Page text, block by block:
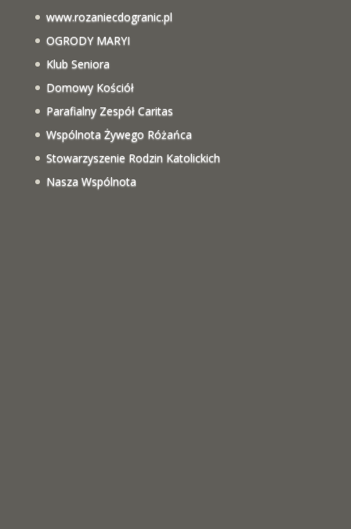
www.rozaniecdogranic.pl
OGRODY MARYI
Klub Seniora
Domowy Kościół
Parafialny Zespół Caritas
Wspólnota Żywego Różańca
Stowarzyszenie Rodzin Katolickich
Nasza Wspólnota